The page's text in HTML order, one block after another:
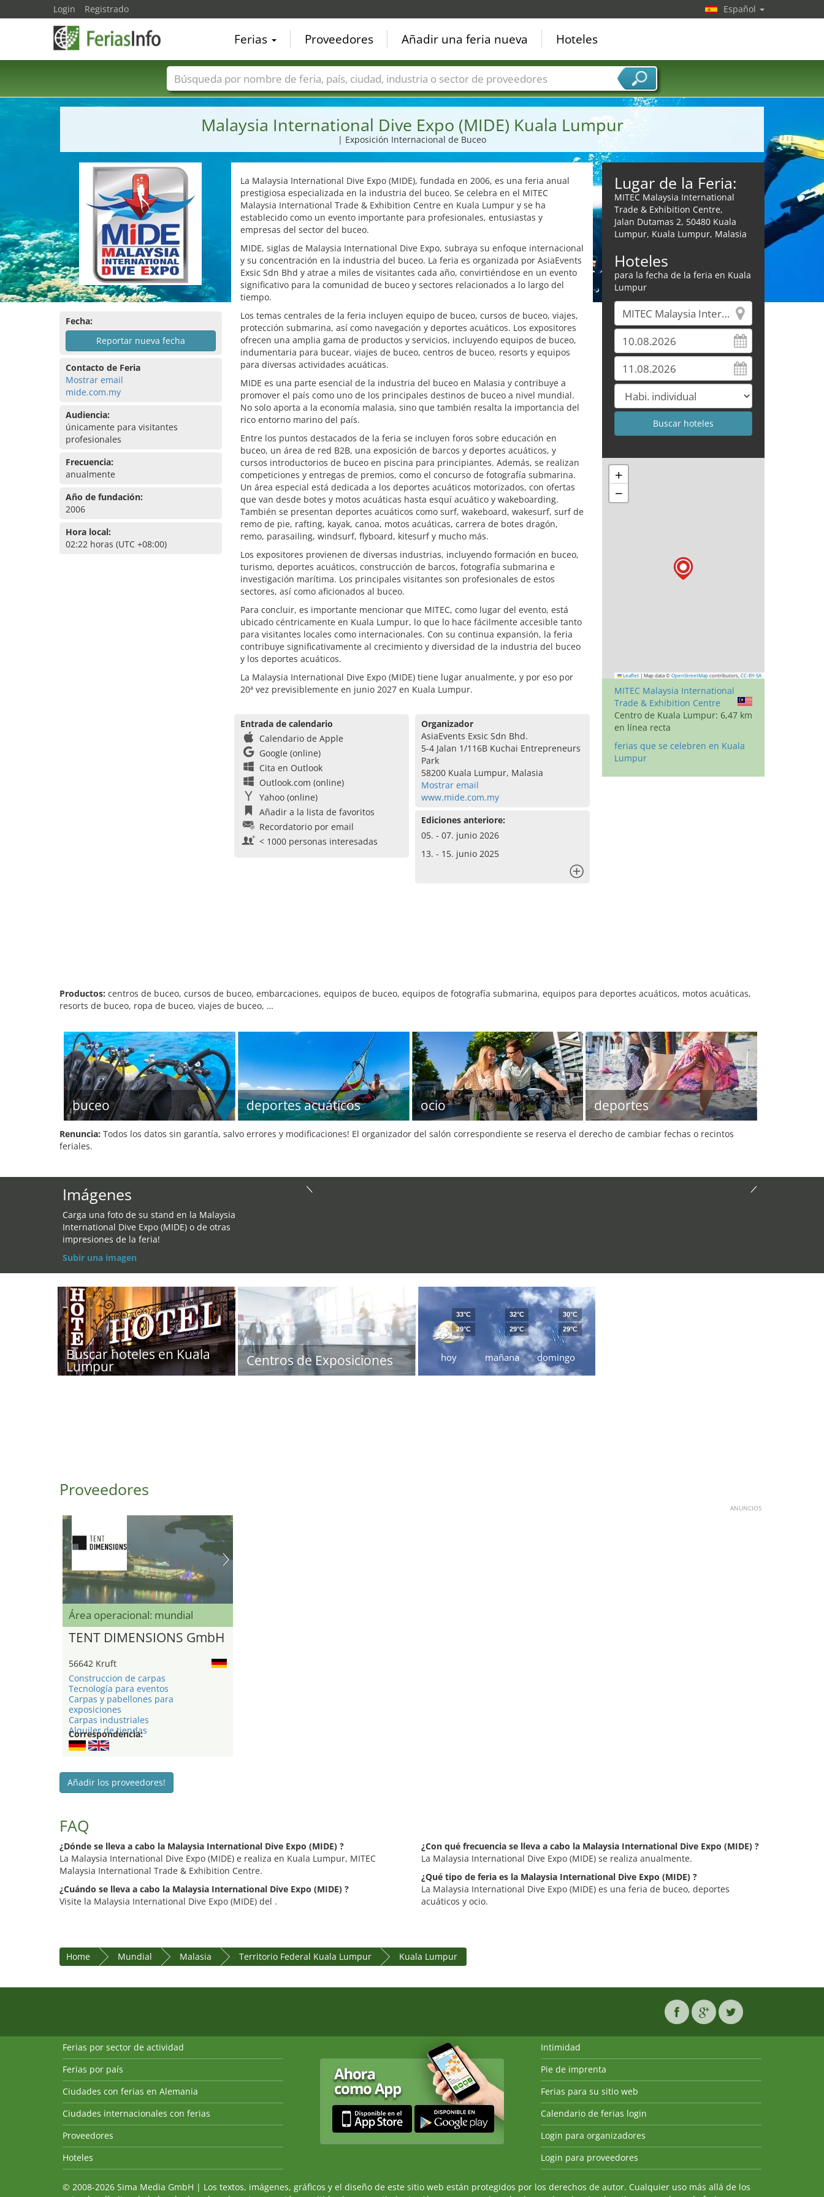
Malaysia International Dive Expo (MIDE) Kuala Lumpur
| Exposición Internacional de Buceo
Fecha:
Reportar nueva fecha
Contacto de Feria
Mostrar email
mide.com.my
Audiencia:
únicamente para visitantes
profesionales
Frecuencia:
anualmente
Año de fundación:
2006
Hora local:
02:22 horas (UTC +08:00)
La Malaysia International Dive Expo (MIDE), fundada en 2006, es una feria anual
prestigiosa especializada en la industria del buceo. Se celebra en el MITEC
Malaysia International Trade & Exhibition Centre en Kuala Lumpur y se ha
establecido como un evento importante para profesionales, entusiastas y
empresas del sector del buceo.
MIDE, siglas de Malaysia International Dive Expo, subraya su enfoque internacional
y su concentración en la industria del buceo. La feria es organizada por AsiaEvents
Exsic Sdn Bhd y atrae a miles de visitantes cada año, convirtiéndose en un evento
significativo para la comunidad de buceo y sectores relacionados a lo largo del
tiempo.
Los temas centrales de la feria incluyen equipo de buceo, cursos de buceo, viajes,
protección submarina, así como navegación y deportes acuáticos. Los expositores
ofrecen una amplia gama de productos y servicios, incluyendo equipos de buceo,
indumentaria para bucear, viajes de buceo, centros de buceo, resorts y equipos
para diversas actividades acuáticas.
MIDE es una parte esencial de la industria del buceo en Malasia y contribuye a
promover el país como uno de los principales destinos de buceo a nivel mundial.
No solo aporta a la economía malasia, sino que también resalta la importancia del
rico entorno marino del país.
Entre los puntos destacados de la feria se incluyen foros sobre educación en
buceo, un área de red B2B, una exposición de barcos y deportes acuáticos, y
cursos introductorios de buceo en piscina para principiantes. Además, se realizan
competiciones y entregas de premios, como el concurso de fotografía submarina.
Un área especial está dedicada a los deportes acuáticos motorizados, con ofertas
que van desde botes y motos acuáticas hasta esquí acuático y wakeboarding.
También se presentan deportes acuáticos como surf, wakeboard, wakesurf, surf de
remo de pie, rafting, kayak, canoa, motos acuáticas, carrera de botes dragón,
remo, parasailing, windsurf, flyboard, kitesurf y mucho más.
Los expositores provienen de diversas industrias, incluyendo formación en buceo,
turismo, deportes acuáticos, construcción de barcos, fotografía submarina e
investigación marítima. Los principales visitantes son profesionales de estos
sectores, así como aficionados al buceo.
Para concluir, es importante mencionar que MITEC, como lugar del evento, está
ubicado céntricamente en Kuala Lumpur, lo que lo hace fácilmente accesible tanto
para visitantes locales como internacionales. Con su continua expansión, la feria
contribuye significativamente al crecimiento y diversidad de la industria del buceo
y los deportes acuáticos.
La Malaysia International Dive Expo (MIDE) tiene lugar anualmente, y por eso por
20ª vez previsiblemente en junio 2027 en Kuala Lumpur.
Entrada de calendario
Calendario de Apple
Google (online)
Cita en Outlook
Outlook.com (online)
Yahoo (online)
Añadir a la lista de favoritos
Recordatorio por email
< 1000 personas interesadas
Organizador
AsiaEvents Exsic Sdn Bhd.
5-4 Jalan 1/116B Kuchai Entrepreneurs
Park
58200 Kuala Lumpur, Malasia
Mostrar email
www.mide.com.my
Ediciones anteriore:
05. - 07. junio 2026
13. - 15. junio 2025
Lugar de la Feria:
MITEC Malaysia International
Trade & Exhibition Centre,
Jalan Dutamas 2, 50480 Kuala
Lumpur, Kuala Lumpur, Malasia
Hoteles
para la fecha de la feria en Kuala
Lumpur
+
−
Leaflet | Map data © OpenStreetMap contributors, CC-BY-SA
MITEC Malaysia International
Trade & Exhibition Centre
Centro de Kuala Lumpur: 6,47 km
en línea recta
ferias que se celebren en Kuala
Lumpur
Productos: centros de buceo, cursos de buceo, embarcaciones, equipos de buceo, equipos de fotografía submarina, equipos para deportes acuáticos, motos acuáticas,
resorts de buceo, ropa de buceo, viajes de buceo, …
buceo deportes acuáticos ocio deportes
Renuncia: Todos los datos sin garantía, salvo errores y modificaciones! El organizador del salón correspondiente se reserva el derecho de cambiar fechas o recintos
feriales.
Imágenes
Carga una foto de su stand en la Malaysia
International Dive Expo (MIDE) o de otras
impresiones de la feria!
Subir una imagen
Buscar hoteles en Kuala
Lumpur Centros de Exposiciones hoy
33°C
29°C
mañana
32°C
29°C
domingo
30°C
29°C
Proveedores
ANUNCIOS
Área operacional: mundial
TENT DIMENSIONS GmbH
56642 Kruft
Construccion de carpas
Tecnología para eventos
Carpas y pabellones para
exposiciones
Carpas industriales
Alquiler de tiendas
Correspondencia:
Añadir los proveedores!
FAQ
¿Dónde se lleva a cabo la Malaysia International Dive Expo (MIDE) ?
La Malaysia International Dive Expo (MIDE) e realiza en Kuala Lumpur, MITEC
Malaysia International Trade & Exhibition Centre.
¿Cuándo se lleva a cabo la Malaysia International Dive Expo (MIDE) ?
Visite la Malaysia International Dive Expo (MIDE) del .
¿Con qué frecuencia se lleva a cabo la Malaysia International Dive Expo (MIDE) ?
La Malaysia International Dive Expo (MIDE) se realiza anualmente.
¿Qué tipo de feria es la Malaysia International Dive Expo (MIDE) ?
La Malaysia International Dive Expo (MIDE) es una feria de buceo, deportes
acuáticos y ocio.
Home Mundial Malasia Territorio Federal Kuala Lumpur Kuala Lumpur
Login Registrado Español
Ferias Proveedores Añadir una feria nueva Hoteles
Nombres de ferias Países Ciudades Sectores de ferias Sectores de proveedor de servicios
Ferias por sector de actividad
Ferias por país
Ciudades con ferias en Alemania
Ciudades internacionales con ferias
Proveedores
Hoteles
Intimidad
Pie de imprenta
Ferias para su sitio web
Calendario de ferias login
Login para organizadores
Login para proveedores
© 2008-2026 Sima Media GmbH | Los textos, imágenes, gráficos y el diseño de este sitio web están protegidos por los derechos de autor. Cualquier uso más allá de los